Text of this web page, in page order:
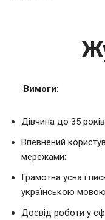
Вимоги:
Дівчина до 35
Впевнений
мережами;
Грамотна усна і
українською
Досвід роботи у